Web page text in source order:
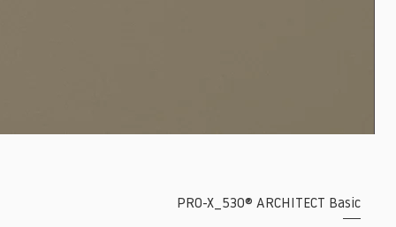
PRO-X_530® ARCHITECT Basic